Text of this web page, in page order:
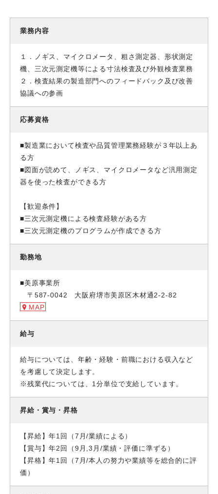
業務内容
１．ノギス、マイクロメータ、粗さ測定器、形状測定
機、三次元測定機等による寸法検査及び外観検査業務
２．検査結果の製造部門へのフィードバック及び改善
協議への参画
応募資格
■製造業において検査や品質管理業務経験が３年以上あ
る方
■図面が読めて、ノギス、マイクロメータなど汎用測定
器を使った検査ができる方
【歓迎条件】
■三次元測定機による検査経験がある方
■三次元測定機のプログラムが作成できる方
勤務地
■美原事業所
〒587-0042 大阪府堺市美原区木材通2-2-82
MAP
給与
給与については、年齢・経験・前職における収入など
を考慮して決定します。
※残業代については、1分単位で支給しています。
昇給・賞与・昇格
【昇給】年1回（7月/業績による）
【賞与】年2回（9月,3月/業績・評価に準ずる）
【昇格】年1回（7月/本人の努力や業績等を総合的に評
価）